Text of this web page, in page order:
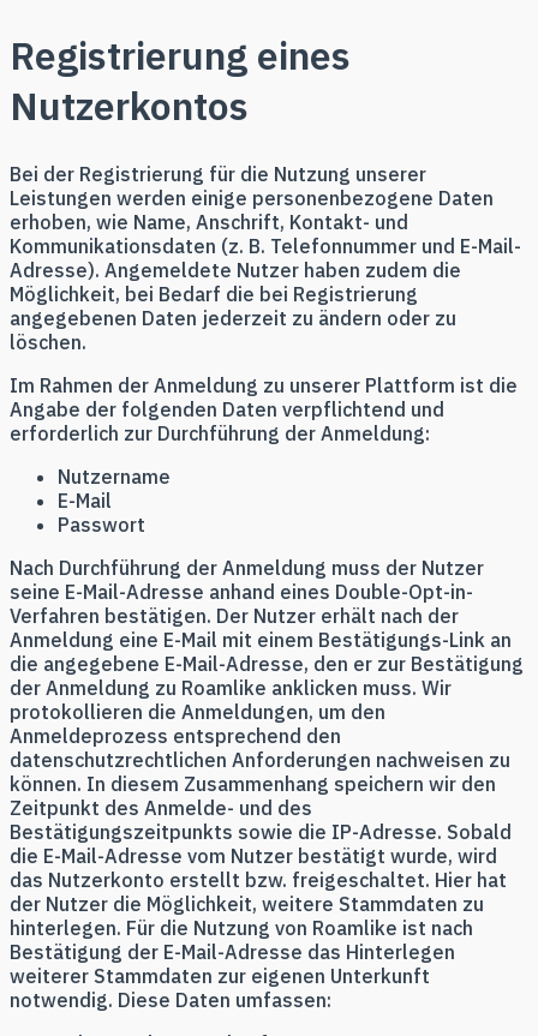
Registrierung eines
Nutzerkontos
Bei der Registrierung für die Nutzung unserer
Leistungen werden einige personenbezogene Daten
erhoben, wie Name, Anschrift, Kontakt- und
Kommunikationsdaten (z. B. Telefonnummer und E-Mail-
Adresse). Angemeldete Nutzer haben zudem die
Möglichkeit, bei Bedarf die bei Registrierung
angegebenen Daten jederzeit zu ändern oder zu
löschen.
Im Rahmen der Anmeldung zu unserer Plattform ist die
Angabe der folgenden Daten verpflichtend und
erforderlich zur Durchführung der Anmeldung:
Nutzername
E-Mail
Passwort
Nach Durchführung der Anmeldung muss der Nutzer
seine E-Mail-Adresse anhand eines Double-Opt-in-
Verfahren bestätigen. Der Nutzer erhält nach der
Anmeldung eine E-Mail mit einem Bestätigungs-Link an
die angegebene E-Mail-Adresse, den er zur Bestätigung
der Anmeldung zu Roamlike anklicken muss. Wir
protokollieren die Anmeldungen, um den
Anmeldeprozess entsprechend den
datenschutzrechtlichen Anforderungen nachweisen zu
können. In diesem Zusammenhang speichern wir den
Zeitpunkt des Anmelde- und des
Bestätigungszeitpunkts sowie die IP-Adresse. Sobald
die E-Mail-Adresse vom Nutzer bestätigt wurde, wird
das Nutzerkonto erstellt bzw. freigeschaltet. Hier hat
der Nutzer die Möglichkeit, weitere Stammdaten zu
hinterlegen. Für die Nutzung von Roamlike ist nach
Bestätigung der E-Mail-Adresse das Hinterlegen
weiterer Stammdaten zur eigenen Unterkunft
notwendig. Diese Daten umfassen: